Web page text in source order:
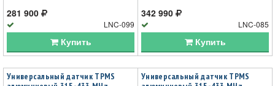
281 900
LNC-099
Купить
342 990
LNC-085
Купить
Универсальный датчик TPMS
Универсальный датчик TPMS